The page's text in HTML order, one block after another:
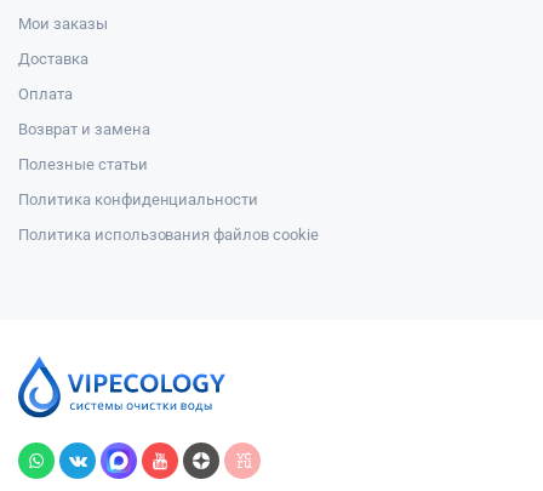
Мои заказы
Доставка
Оплата
Возврат и замена
Полезные статьи
Политика конфиденциальности
Политика использования файлов cookie